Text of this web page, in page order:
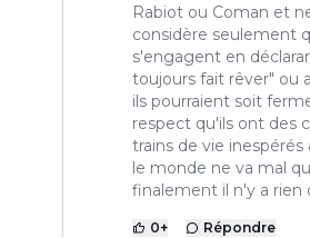
Rabiot ou Coman et
considère seulement
s'engagent en
toujours fait rêver" ou
ils pourraient soit
respect qu'ils ont des
trains de vie inespérés
le monde ne va mal
finalement il n'y a rien
0+ Répondre